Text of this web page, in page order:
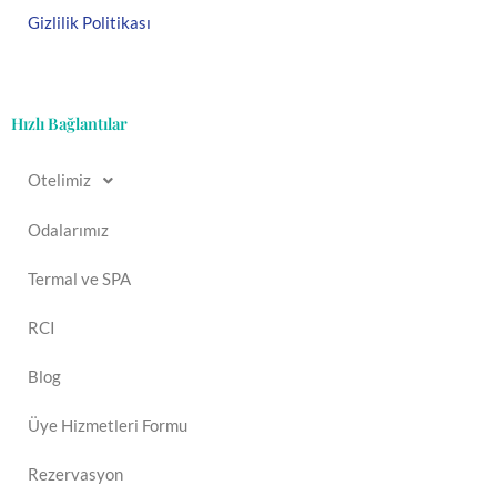
Gizlilik Politikası
Hızlı Bağlantılar
Otelimiz
Odalarımız
Termal ve SPA
RCI
Blog
Üye Hizmetleri Formu
Rezervasyon